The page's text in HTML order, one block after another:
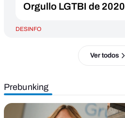
Orgullo LGTBI de 2020
DESINFO
Ver todos
Prebunking